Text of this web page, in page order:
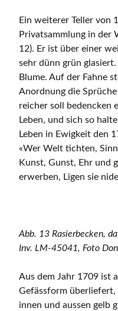
Ein weiterer Teller von
Privatsammlung in der
12). Er ist über einer
sehr dünn grün
Blume. Auf der Fahne
Anordnung die
reicher soll bedencken
Leben, und sich so
Leben in Ewigkeit den
«Wer Welt tichten,
Kunst, Gunst, Ehr und
erwerben, Ligen sie
Abb. 13 Rasierbecken,
Inv. LM-45041, Foto
Aus dem Jahr 1709 ist
Gefässform überliefert,
innen und aussen gelb